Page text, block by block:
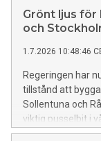
Grönt ljus för
och
1.7.2026 10:48:46
Regeringen har
tillstånd att
Sollentuna och
viktig pusselbit i
kraft att växa,